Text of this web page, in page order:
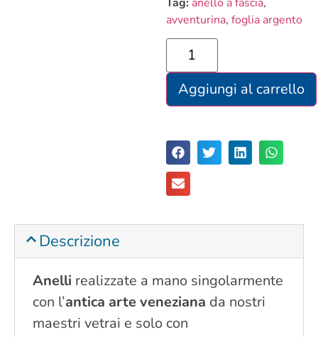
avventurina, foglia argento
Aggiungi al carrello
Descrizione
Anelli realizzate a mano singolarmente
con l’antica arte veneziana da nostri
maestri vetrai e solo con